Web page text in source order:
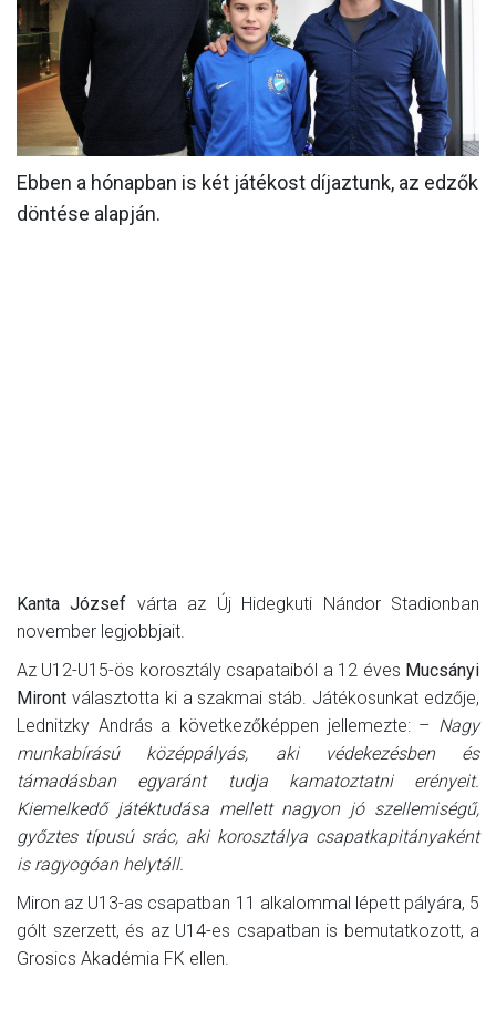
MÉRKŐZÉSEK
KLUB
GALÉRIA
Ebben a hónapban is két játékost díjaztunk, az edzők
döntése alapján.
Kanta József várta az Új Hidegkuti Nándor Stadionban
november legjobbjait.
Az U12-U15-ös korosztály csapataiból a 12 éves Mucsányi
Miront választotta ki a szakmai stáb. Játékosunkat edzője,
Lednitzky András a következőképpen jellemezte: – Nagy
munkabírású középpályás, aki védekezésben és
támadásban egyaránt tudja kamatoztatni erényeit.
Kiemelkedő játéktudása mellett nagyon jó szellemiségű,
győztes típusú srác, aki korosztálya csapatkapitányaként
is ragyogóan helytáll.
Miron az U13-as csapatban 11 alkalommal lépett pályára, 5
gólt szerzett, és az U14-es csapatban is bemutatkozott, a
Grosics Akadémia FK ellen.